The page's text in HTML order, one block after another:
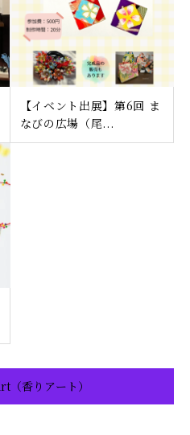
【イベント出展】第6回 ま
なびの広場（尾...
香りアート）